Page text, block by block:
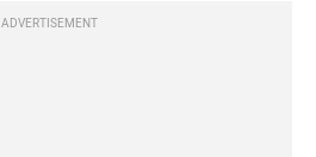
ADVERTISEMENT